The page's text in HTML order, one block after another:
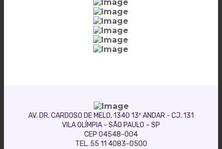
AV. DR. CARDOSO DE MELO, 1340 13º ANDAR - CJ. 131
VILA OLÍMPIA - SÃO PAULO – SP
CEP 04548-004
TEL. 55 11 4083-0500